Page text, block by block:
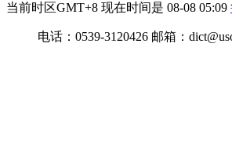
当前时区GMT+8 现在时间是 08-08 05:09
电话：0539-3120426 邮箱：